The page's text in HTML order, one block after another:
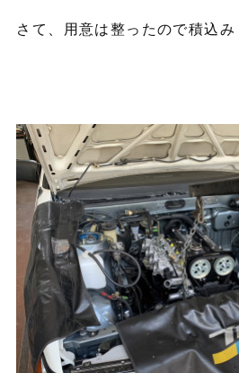
さて、用意は整ったので積込み